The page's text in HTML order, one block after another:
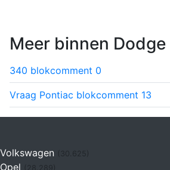
Meer binnen
340 blokcomment 0
Vraag Pontiac blokcomment 13
Volkswagen (30.625)
Opel